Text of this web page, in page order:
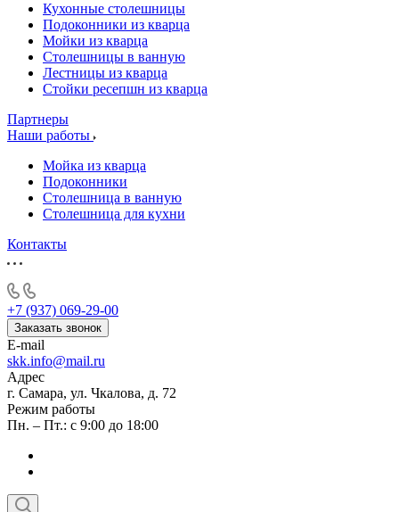
Кухонные столешницы
Подоконники из кварца
Мойки из кварца
Столешницы в ванную
Лестницы из кварца
Стойки ресепшн из кварца
Партнеры
Наши работы
Мойка из кварца
Подоконники
Столешница в ванную
Столешница для кухни
Контакты
+7 (937) 069-29-00
Заказать звонок
E-mail
skk.info@mail.ru
Адрес
г. Самара, ул. Чкалова, д. 72
Режим работы
Пн. – Пт.: с 9:00 до 18:00